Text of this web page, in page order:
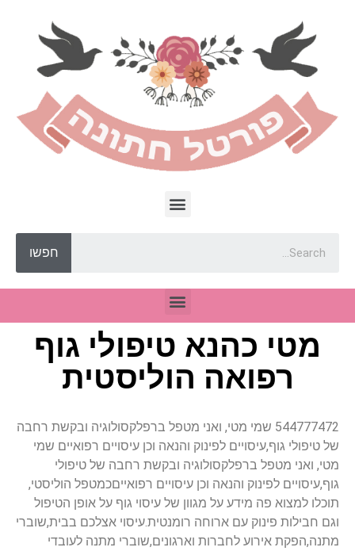
חפשו
מטי כהנא טיפולי גוף
רפואה הוליסטית
544777472 שמי מטי, ואני מטפל ברפלקסולוגיה ובקשת רחבה
של טיפולי גוף,עיסויים לפינוק והנאה וכן עיסויים רפואיים שמי
מטי, ואני מטפל ברפלקסולוגיה ובקשת רחבה של טיפולי
גוף,עיסויים לפינוק והנאה וכן עיסויים רפואייםכמטפל הוליסטי,
תוכלו למצוא פה מידע על מגוון של עיסוי גוף על אופן הטיפול
וגם חבילות פינוק עם ארוחה רומנטית.עיסוי אצלכם בבית,שוברי
מתנה,הפקת אירוע לחברות וארגונים,שוברי מתנה לעובדי